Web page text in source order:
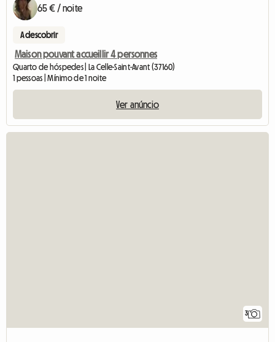
65 € / noite
A descobrir
Maison pouvant accueillir 4 personnes
Quarto de hóspedes | La Celle-Saint-Avant (37160)
1 pessoas | Mínimo de 1 noite
Ver anúncio
3